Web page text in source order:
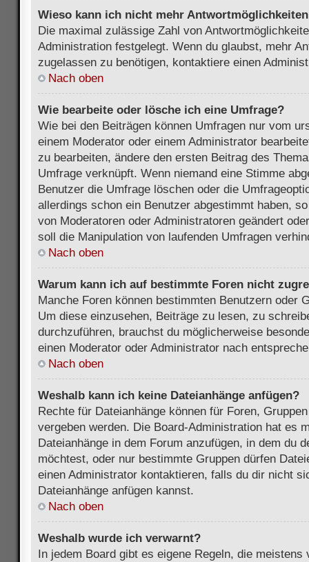
Wieso kann ich nicht mehr
Die maximal zulässige Zahl von
Administration festgelegt. Wenn du glaubst, mehr
zugelassen zu benötigen, kontaktiere einen
Nach oben
Wie bearbeite oder lösche ich eine Umfrage?
Wie bei den Beiträgen können Umfragen nur vom
einem Moderator oder einem Administrator
zu bearbeiten, ändere den ersten Beitrag des
Umfrage verknüpft. Wenn niemand eine Stimme
Benutzer die Umfrage löschen oder die
allerdings schon ein Benutzer abgestimmt haben,
von Moderatoren oder Administratoren geändert
soll die Manipulation von laufenden Umfragen
Nach oben
Warum kann ich auf bestimmte Foren nicht
Manche Foren können bestimmten Benutzern oder
Um diese einzusehen, Beiträge zu lesen, zu
durchzuführen, brauchst du möglicherweise
einen Moderator oder Administrator nach
Nach oben
Weshalb kann ich keine Dateianhänge anfügen?
Rechte für Dateianhänge können für Foren,
vergeben werden. Die Board-Administration hat es
Dateianhänge in dem Forum anzufügen, in dem du
möchtest, oder nur bestimmte Gruppen dürfen
einen Administrator kontaktieren, falls du dir nicht
Dateianhänge anfügen kannst.
Nach oben
Weshalb wurde ich verwarnt?
In jedem Board gibt es eigene Regeln, die meistens